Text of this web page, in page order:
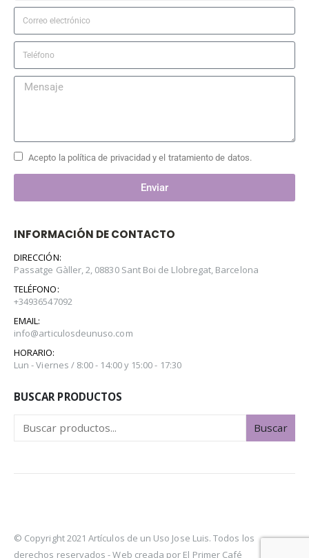
Acepto la política de privacidad y el tratamiento de datos.
Enviar
INFORMACIÓN DE CONTACTO
DIRECCIÓN:
Passatge Gàller, 2, 08830 Sant Boi de Llobregat, Barcelona
TELÉFONO:
+34936547092
EMAIL:
info@articulosdeunuso.com
HORARIO:
Lun - Viernes / 8:00 - 14:00 y 15:00 - 17:30
BUSCAR PRODUCTOS
Buscar
© Copyright 2021 Artículos de un Uso Jose Luis. Todos los
derechos reservados -Web creada por El Primer Café